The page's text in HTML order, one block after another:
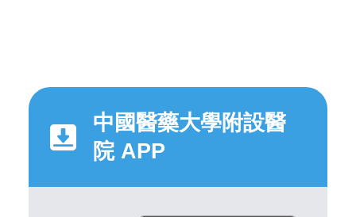
中國醫藥大學附設醫
院 APP